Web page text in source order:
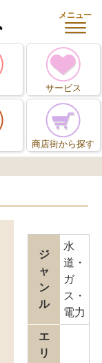
メニュー
サービス
商店街から探す
ジ
ャ
ン
ル
水
道・
ガ
ス・
電力
エ
リ